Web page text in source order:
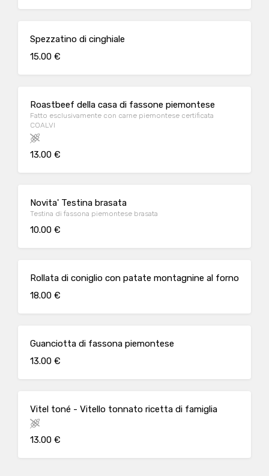
Spezzatino di cinghiale
15.00 €
Roastbeef della casa di fassone piemontese
Fatto esclusivamente con carne piemontese certificata
COALVI
13.00 €
Novita' Testina brasata
Testina di fassona piemontese brasata
10.00 €
Rollata di coniglio con patate montagnine al forno
18.00 €
Guanciotta di fassona piemontese
13.00 €
Vitel toné - Vitello tonnato ricetta di famiglia
13.00 €